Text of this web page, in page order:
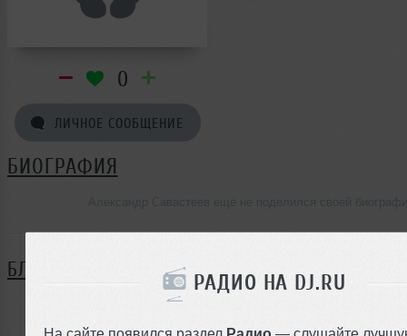
РАДИО НА DJ.RU
На сайте появился раздел Радио — слушайте
0
ЛИЧНОЕ СООБЩЕНИЕ
БИОГРАФИЯ
БЛОГ